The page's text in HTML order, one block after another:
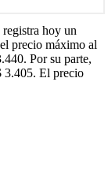
hoy un
precio máximo al
Por su parte,
3.405. El precio